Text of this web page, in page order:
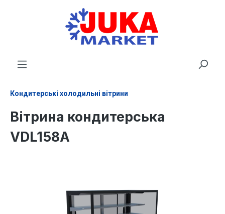
Кондитерські холодильні вітрини
Вітрина кондитерська
VDL158A